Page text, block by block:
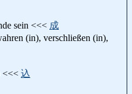
sein <<< 成
(in), verschließen (in),
<<< 込